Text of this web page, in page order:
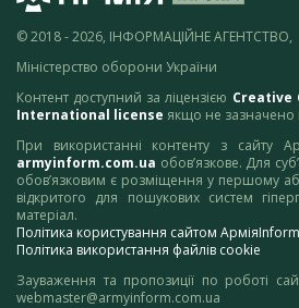
© 2018 - 2026, ІНФОРМАЦІЙНЕ АГЕНТСТВО,
Міністерство оборони України
Контент доступний за ліцензією Creative
International license якщо не зазначено
При використанні контенту з сайту
armyinform.com.ua обов’язкове. Для
обов’язковим є розміщення у першому
відкритого для пошукових систем
матеріал.
Політика користування сайтом АрміяInform
Політика використання файлів cookie
Зауваження та пропозиції по роботі
webmaster@armyinform.com.ua